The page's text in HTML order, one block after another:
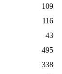
109
116
43
495
338